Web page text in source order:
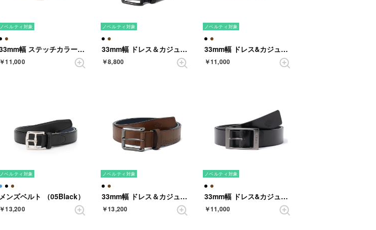
ノベルティ対象
33mm幅 ステッチカラーベルト （DARKBROWN）
￥11,000
ノベルティ対象
33mm幅 ドレス＆カジュアルベルト （BLACK）
￥8,800
ノベルティ対象
33mm幅 ドレス&カジュアルベルト （DARKBROWN）
￥11,000
ノベルティ対象
メンズベルト （05Black）
￥13,200
ノベルティ対象
33mm幅 ドレス＆カジュアルベルト （DARKBROWN）
￥13,200
ノベルティ対象
33mm幅 ドレス&カジュアルベルト （BLACK）
￥11,000